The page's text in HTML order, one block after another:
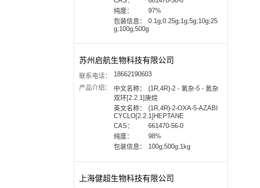
纯度：
97%
包装信息：
0.1g;0.25g;1g;5g;10g;25
g;100g;500g
苏州启航生物科技有限公司
联系电话：
18662190603
产品介绍：
中文名称：
(1R,4R)-2 - 氧杂-5 - 氮杂
双环[2.2.1]庚烷
英文名称：
(1R,4R)-2-OXA-5-AZABI
CYCLO[2.2.1]HEPTANE
CAS：
661470-56-0
纯度：
98%
包装信息：
100g;500g;1kg
上海健超生物科技有限公司